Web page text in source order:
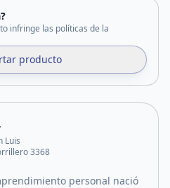
infringe las políticas de la
producto
Luis
3368
personal nació